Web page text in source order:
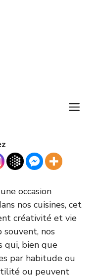
occasion
nos cuisines, cet
créativité et vie
nos
qui, bien que
par habitude ou
ou peuvent